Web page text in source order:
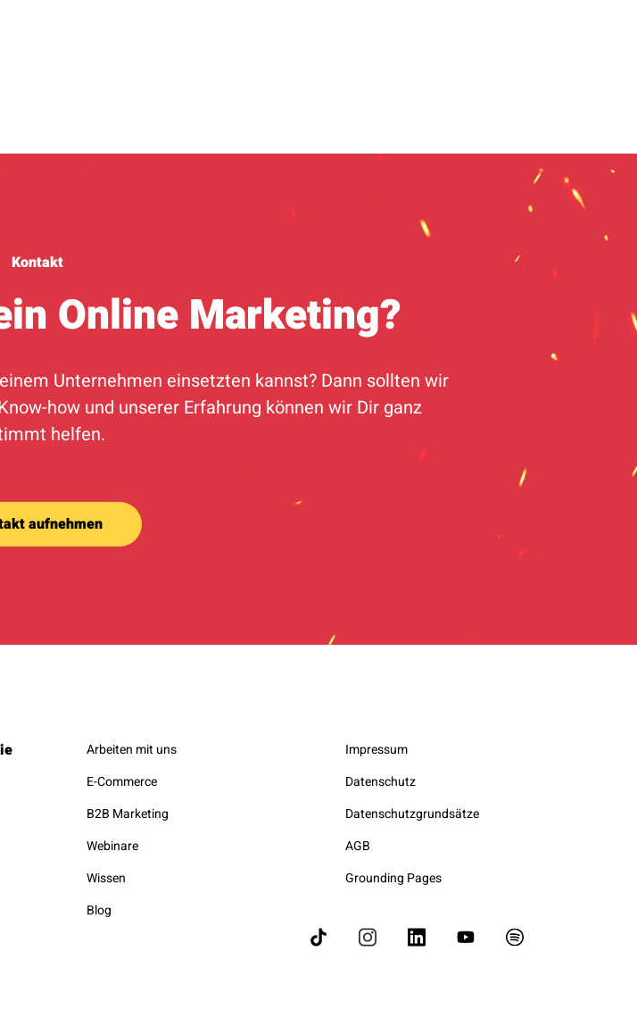
Kontakt
Online Marketing?
Unternehmen einsetzten kannst? Dann sollten wir
how und unserer Erfahrung können wir Dir ganz
helfen.
aufnehmen
Arbeiten mit uns
E-Commerce
B2B Marketing
Webinare
Wissen
Blog
Impressum
Datenschutz
Datenschutzgrundsätze
AGB
Grounding Pages